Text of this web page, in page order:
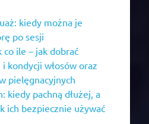
kiedy można je
po sesji
co ile – jak dobrać
kondycji włosów oraz
pielęgnacyjnych
kiedy pachną dłużej, a
ich bezpiecznie używać